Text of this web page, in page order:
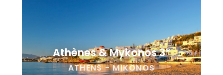
Athènes & Mykonos 3*
ATHENS - MIKONOS